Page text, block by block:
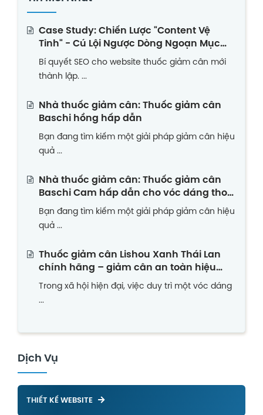
Case Study: Chiến Lược "Content Vệ
Tinh" - Cú Lội Ngược Dòng Ngoạn Mục
Của Website Thuốc Giảm Cân Non Trẻ
Bí quyết SEO cho website thuốc giảm cân mới
thành lập. ...
Nhà thuốc giảm cân: Thuốc giảm cân
Baschi hồng hấp dẫn
Bạn đang tìm kiếm một giải pháp giảm cân hiệu
quả ...
Nhà thuốc giảm cân: Thuốc giảm cân
Baschi Cam hấp dẫn cho vóc dáng thon
gọn
Bạn đang tìm kiếm một giải pháp giảm cân hiệu
quả ...
Thuốc giảm cân Lishou Xanh Thái Lan
chính hãng – giảm cân an toàn hiệu
quả
Trong xã hội hiện đại, việc duy trì một vóc dáng
...
Dịch Vụ
THIẾT KẾ WEBSITE